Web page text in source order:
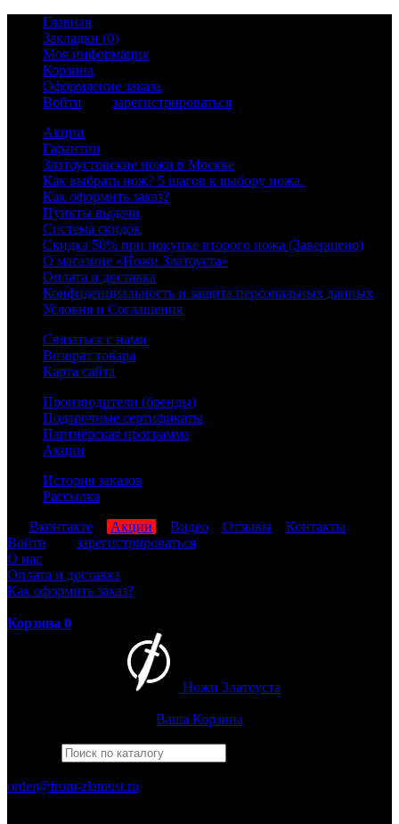
Главная
Закладки (0)
Моя информация
Корзина
Оформление заказа
Войти
зарегистрироваться
Акции
Гарантии
Златоустовские ножи в Москве
Как выбрать нож? 5 шагов к выбору ножа.
Как оформить заказ?
Пункты выдачи
Система скидок
Скидка 50% при покупке второго ножа (Завершено)
О магазине «Ножи Златоуста»
Оплата и доставка
Конфиденциальность и защита персональных данных
Условия и Соглашения
Связаться с нами
Возврат товара
Карта сайта
Производители (бренды)
Подарочные сертификаты
Партнёрская программа
Акции
История заказов
Рассылка
Вконтакте Акции Видео Отзывы
Контакты
Войти
зарегистрироваться
О нас
Оплата и доставка
Как оформить заказ?
Корзина 0
Ножи Златоуста
Ваша Корзина
order@from-zlatoust.ru